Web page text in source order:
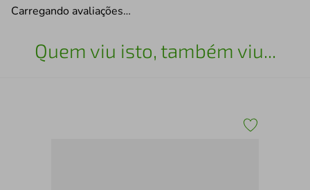
Carregando avaliações…
Quem viu isto, também viu...